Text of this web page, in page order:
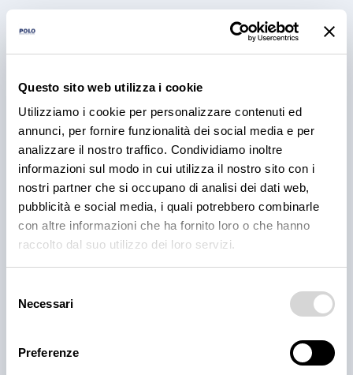
Questo sito web utilizza i cookie
Utilizziamo i cookie per personalizzare contenuti ed
annunci, per fornire funzionalità dei social media e per
analizzare il nostro traffico. Condividiamo inoltre
informazioni sul modo in cui utilizza il nostro sito con i
nostri partner che si occupano di analisi dei dati web,
pubblicità e social media, i quali potrebbero combinarle
con altre informazioni che ha fornito loro o che hanno
raccolto dal suo utilizzo dei loro servizi.
delNecessari
Preferenze
RICETTE
BBQ Ribs: come preparare e
cuocere le costine di maiale
Scopri come preparare e cuocere le BBQ ribs per il
tuo locale, dal rub alla cottura e confronta le
proposte fresche e precotte nel catalogo Polo.
3 ago 2026